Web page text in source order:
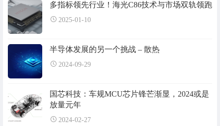
多指标领先行业！海光C86技术与市场双轨领跑
2025-01-10
半导体发展的另一个挑战 – 散热
2024-09-29
国芯科技：车规MCU芯片锋芒渐显，2024或是
放量元年
2024-02-27